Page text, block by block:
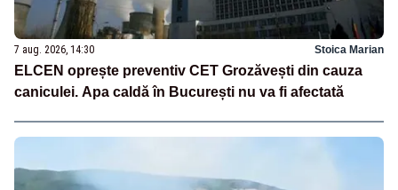
7 aug. 2026, 14:30 Stoica Marian
ELCEN oprește preventiv CET Grozăvești din cauza
caniculei. Apa caldă în București nu va fi afectată